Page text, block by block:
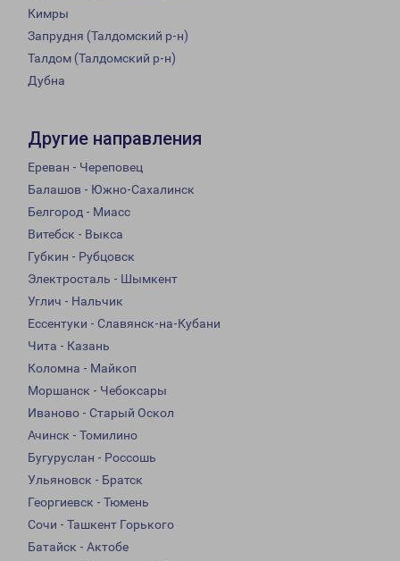
Кимры
Запрудня (Талдомский р-н)
Талдом (Талдомский р-н)
Дубна
Другие направления
Ереван - Череповец
Балашов - Южно-Сахалинск
Белгород - Миасс
Витебск - Выкса
Губкин - Рубцовск
Электросталь - Шымкент
Углич - Нальчик
Ессентуки - Славянск-на-Кубани
Чита - Казань
Коломна - Майкоп
Моршанск - Чебоксары
Иваново - Старый Оскол
Ачинск - Томилино
Бугуруслан - Россошь
Ульяновск - Братск
Георгиевск - Тюмень
Сочи - Ташкент Горького
Батайск - Актобе